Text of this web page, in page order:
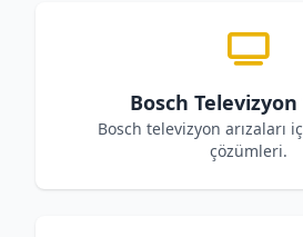
Bosch
Bosch televizyon arızaları
çözümleri.